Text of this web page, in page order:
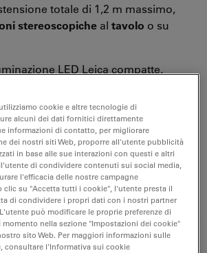
totale di 1,2 m massimo,
stereoscopiche al tavolo o su
LED Leica compatte,
un sistema ottimizzato per lavori
Leica F12 I è stato progettato
di routine leggeri e presenta un
prestazioni.
cookie e altre tecnologie di
alcuni dei dati fornitici direttamente
informazioni di contatto, per migliorare
dei nostri siti Web, proporre all'utente pubblicità
in base alle sue interazioni con questi e altri
di condividere contenuti sui social media,
l'efficacia delle nostre campagne
clic su "Accetta tutti i cookie", l'utente presta il
di condividere i propri dati con i nostri partner
può modificare le proprie preferenze di
nella sezione "Impostazioni dei cookie"
sito Web. Per maggiori informazioni sulle
consultare l'Informativa sui cookie